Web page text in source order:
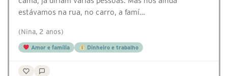
estávamos na rua, no carro, a famí…
(Nina, 2 anos)
Amor e família Dinheiro e trabalho